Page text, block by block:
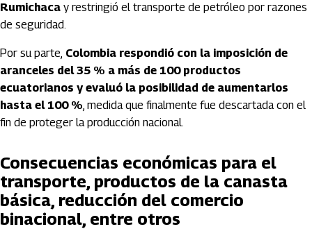
Rumichaca y restringió el transporte de petróleo por razones
de seguridad.
Por su parte, Colombia respondió con la imposición de
aranceles del 35 % a más de 100 productos
ecuatorianos y evaluó la posibilidad de aumentarlos
hasta el 100 %, medida que finalmente fue descartada con el
fin de proteger la producción nacional.
Consecuencias económicas para el
transporte, productos de la canasta
básica, reducción del comercio
binacional, entre otros